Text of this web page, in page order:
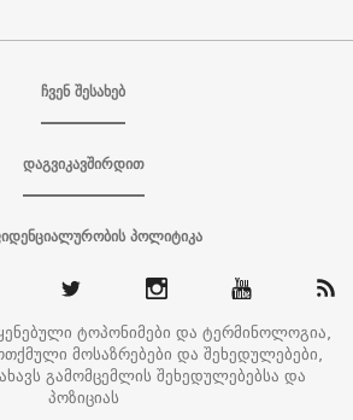
ჩვენ შესახებ
დაგვიკავშირდით
პოლიტიკა
ტოპონიმები და ტერმინოლოგია,
მოსაზრებები და შეხედულებები,
გამომცემლის შეხედულებებსა და
პოზიციას